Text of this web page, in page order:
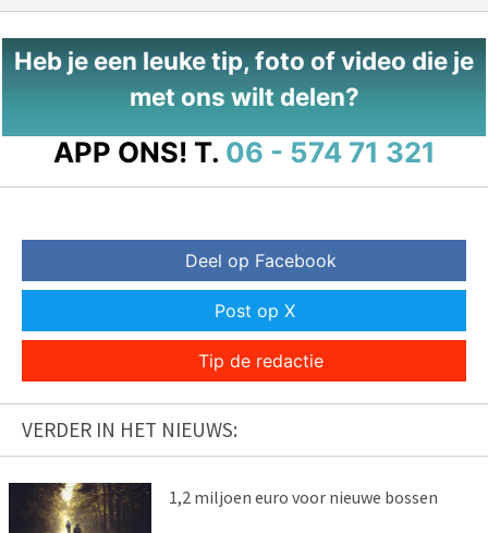
Heb je een leuke tip, foto of video die je
met ons wilt delen?
APP ONS! T. 06 - 574 71 321
Deel op Facebook
Post op X
Tip de redactie
VERDER IN HET NIEUWS:
1,2 miljoen euro voor nieuwe bossen